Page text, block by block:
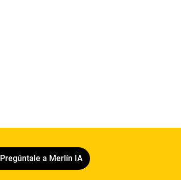
Pregúntale a Merlín IA